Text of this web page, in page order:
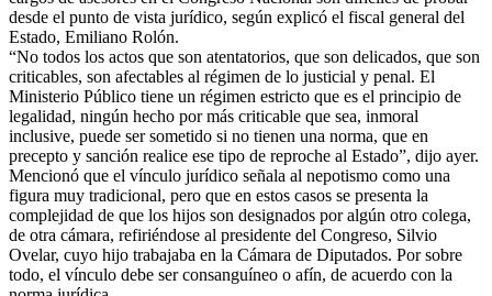
desde el punto de vista jurídico, según explicó el fiscal general del
Estado, Emiliano Rolón.
“No todos los actos que son atentatorios, que son delicados, que son
criticables, son afectables al régimen de lo justicial y penal. El
Ministerio Público tiene un régimen estricto que es el principio de
legalidad, ningún hecho por más criticable que sea, inmoral
inclusive, puede ser sometido si no tienen una norma, que en
precepto y sanción realice ese tipo de reproche al Estado”, dijo ayer.
Mencionó que el vínculo jurídico señala al nepotismo como una
figura muy tradicional, pero que en estos casos se presenta la
complejidad de que los hijos son designados por algún otro colega,
de otra cámara, refiriéndose al presidente del Congreso, Silvio
Ovelar, cuyo hijo trabajaba en la Cámara de Diputados. Por sobre
todo, el vínculo debe ser consanguíneo o afín, de acuerdo con la